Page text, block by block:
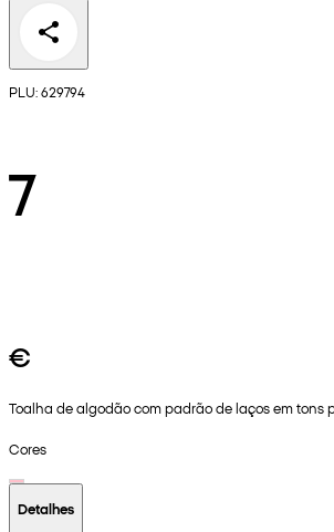
PLU: 629794
7
€
Toalha de algodão com padrão de laços em tons
Cores
Detalhes